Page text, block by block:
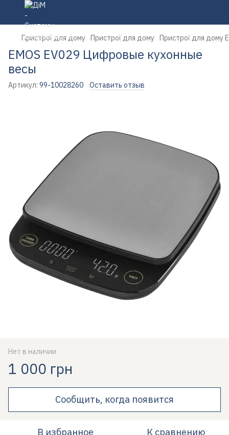
Пристрої для дому Пристрої для дому Пристрої для дому
EMOS EV029 Цифровые кухонные
весы
Артикул: 99-10028260 Оставить отзыв
Нет в наличии
1 000 грн
Сообщить, когда появится
В избранное К сравнению